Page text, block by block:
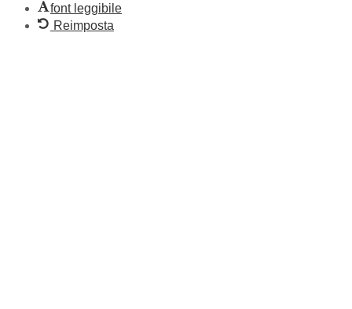
font leggibile
Reimposta